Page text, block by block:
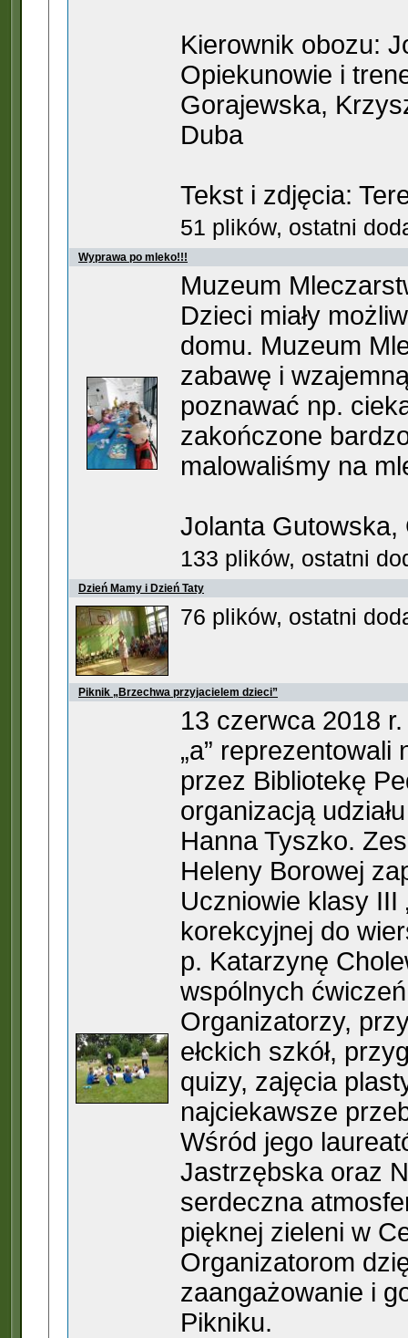
Kierownik obozu:
Opiekunowie i
Gorajewska,
Duba
Tekst i zdjęcia:
51 plików, ostatni
Wyprawa po mleko!!!
Muzeum
Dzieci miały
domu. Muzeum
zabawę i
poznawać np.
zakończone
malowaliśmy na
Jolanta
133 plików, ostatni
Dzień Mamy i Dzień Taty
76 plików, ostatni
Piknik „Brzechwa przyjacielem dzieci”
13 czerwca 2018
„a”
przez Bibliotekę
organizacją
Hanna Tyszko.
Heleny Borowej
Uczniowie klasy III
korekcyjnej do
p. Katarzynę
wspólnych
Organizatorzy,
ełckich szkół,
quizy, zajęcia
najciekawsze
Wśród jego
Jastrzębska oraz
serdeczna
pięknej zieleni w
Organizatorom
zaangażowanie i
Pikniku.